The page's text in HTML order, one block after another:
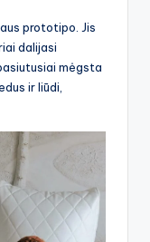
prototipo. Jis
dalijasi
mėgsta
ir liūdi,